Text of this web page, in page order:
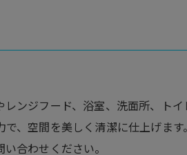
ンジフード、浴室、洗面所、トイ
、空間を美しく清潔に仕上げます
合わせください。